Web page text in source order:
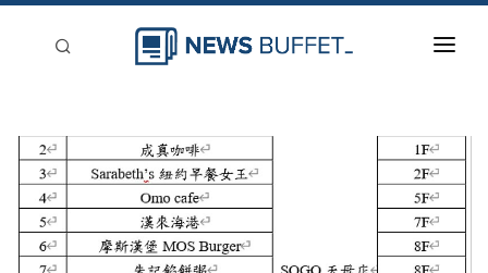
新聞稿分類
登入
刊登